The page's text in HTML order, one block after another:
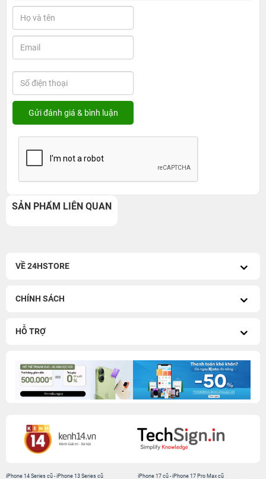
SẢN PHẨM LIÊN QUAN
VỀ 24HSTORE
CHÍNH SÁCH
HỖ TRỢ
iPhone 14 Series cũ -iPhone 13 Series cũ
iPhone 17 cũ-iPhone 17 Pro Max cũ